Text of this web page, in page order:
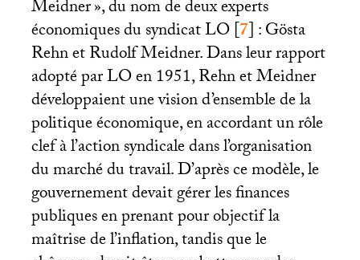
Meidner», du nom de deux experts
économiques du syndicatLO[7]: Gösta
Rehn et Rudolf Meidner. Dans leur rapport
adopté parLOen 1951, Rehn et Meidner
développaient une vision d’ensemble de la
politique économique, en accordant un rôle
clef à l’action syndicale dans l’organisation
du marché du travail. D’après ce modèle, le
gouvernement devait gérer les finances
publiques en prenant pour objectif la
maîtrise de l’inflation, tandis que le